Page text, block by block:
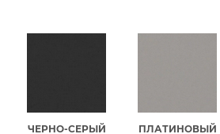
ЧЕРНО-СЕРЫЙ
ПЛАТИНОВЫЙ